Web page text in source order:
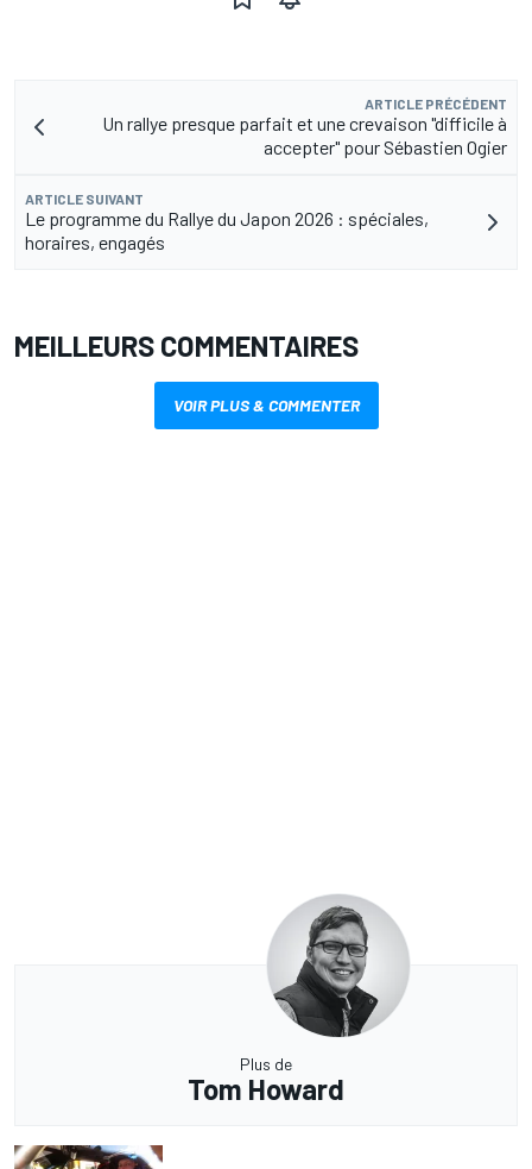
ARTICLE PRÉCÉDENT
Un rallye presque parfait et une crevaison "difficile à
accepter" pour Sébastien Ogier
ARTICLE SUIVANT
Le programme du Rallye du Japon 2026 : spéciales,
horaires, engagés
MEILLEURS COMMENTAIRES
VOIR PLUS & COMMENTER
Plus de
Tom Howard